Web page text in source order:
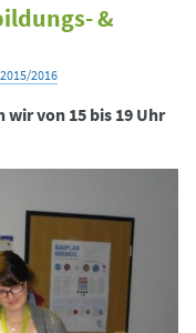
&
2016
von 15 bis 19 Uhr